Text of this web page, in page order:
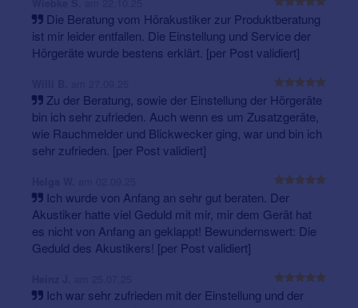
Die Beratung vom Hörakustiker zur Produktberatung
ist mir leider entfallen. Die Einstellung und Service der
Hörgeräte wurde bestens erklärt. [per Post validiert]
Zu der Beratung, sowie der Einstellung der Hörgeräte
bin ich sehr zufrieden. Auch wenn es um Zusatzgeräte,
wie Rauchmelder und Blickwecker ging, war und bin ich
sehr zufrieden. [per Post validiert]
Ich wurde von Anfang an sehr gut beraten. Der
Akustiker hatte viel Geduld mit mir, mir dem Gerät hat
es nicht von Anfang an geklappt! Bewundernswert: Die
Geduld des Akustikers! [per Post validiert]
Ich war sehr zufrieden mit der Einstellung und der